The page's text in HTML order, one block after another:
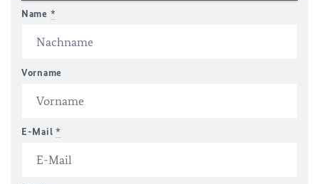
Name *
Vorname
E-Mail *